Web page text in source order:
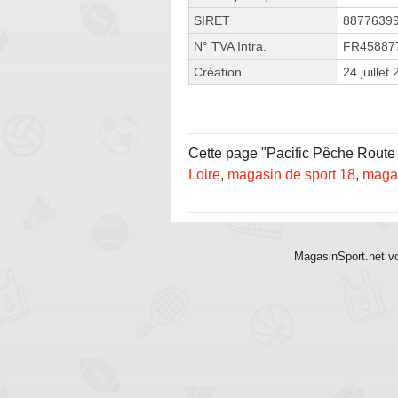
SIRET
N° TVA Intra.
Création
24 juillet
Cette page "Pacific Pêche
Loire, magasin de sport 18,
MagasinSport.net